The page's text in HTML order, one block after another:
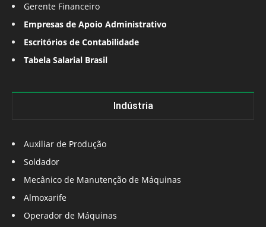
Gerente Financeiro
Empresas de Apoio Administrativo
Escritórios de Contabilidade
Tabela Salarial Brasil
Indústria
Auxiliar de Produção
Soldador
Mecânico de Manutenção de Máquinas
Almoxarife
Operador de Máquinas